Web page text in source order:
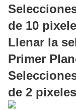
de 10
Llenar la
Primer
de 2 pixeles